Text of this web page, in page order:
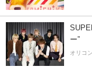
ー”
オリコ